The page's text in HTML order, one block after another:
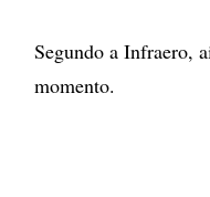
Segundo a Infraero,
momento.